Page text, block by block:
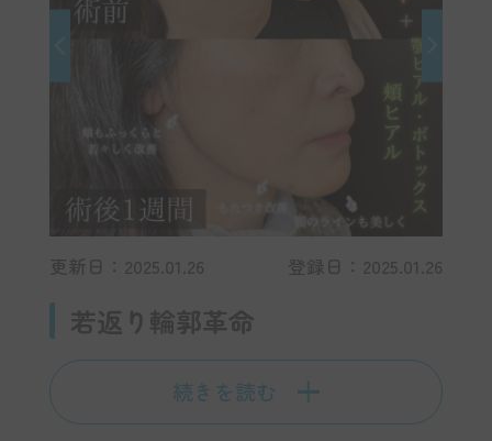
更新日：2025.01.26 登録日：2025.01.26
若返り輪郭革命
続きを読む